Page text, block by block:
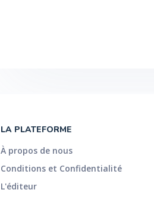
LA PLATEFORME
À propos de nous
Conditions et Confidentialité
L'éditeur